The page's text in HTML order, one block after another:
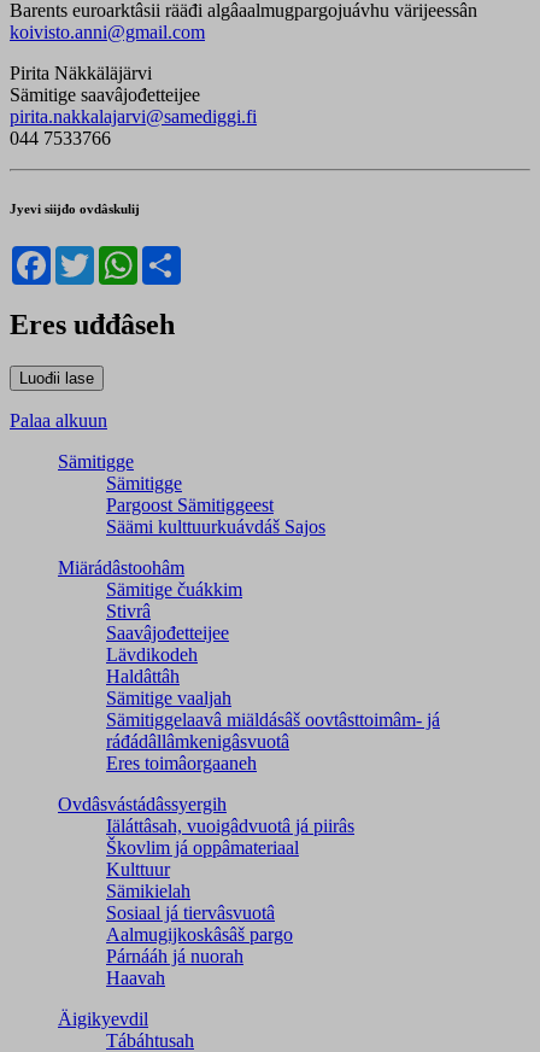
Barents euroarktâsii rääđi algâaalmugpargojuávhu värijeessân
koivisto.anni@gmail.com
Pirita Näkkäläjärvi
Sämitige saavâjođetteijee
pirita.nakkalajarvi@samediggi.fi
044 7533766
Jyevi siijđo ovdâskulij
Facebook
TwitterWhatsApp
Eres uđđâseh
Palaa alkuun
Sämitigge
Sämitigge
Pargoost Sämitiggeest
Säämi kulttuurkuávdáš Sajos
Miärádâstoohâm
Sämitige čuákkim
Stivrâ
Saavâjođetteijee
Lävdikodeh
Haldâttâh
Sämitige vaaljah
Sämitiggelaavâ miäldásâš oovtâsttoimâm- já
ráđádâllâmkenigâsvuotâ
Eres toimâorgaaneh
Ovdâsvástádâssyergih
Iäláttâsah, vuoigâdvuotâ já piirâs
Škovlim já oppâmateriaal
Kulttuur
Sämikielah
Sosiaal já tiervâsvuotâ
Aalmugijkoskâsâš pargo
Párnááh já nuorah
Haavah
Äigikyevdil
Tábáhtusah